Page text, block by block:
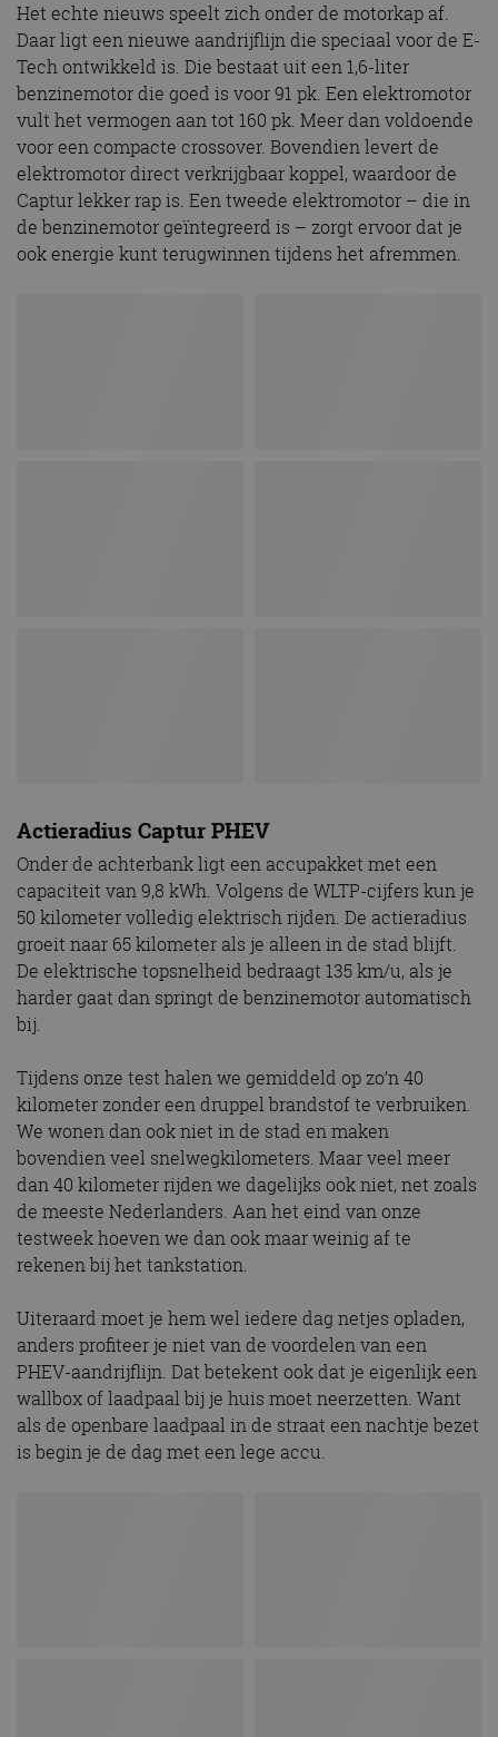
Het echte nieuws speelt zich onder de motorkap af.
Daar ligt een nieuwe aandrijflijn die speciaal voor de E-
Tech ontwikkeld is. Die bestaat uit een 1,6-liter
benzinemotor die goed is voor 91 pk. Een elektromotor
vult het vermogen aan tot 160 pk. Meer dan voldoende
voor een compacte crossover. Bovendien levert de
elektromotor direct verkrijgbaar koppel, waardoor de
Captur lekker rap is. Een tweede elektromotor – die in
de benzinemotor geïntegreerd is – zorgt ervoor dat je
ook energie kunt terugwinnen tijdens het afremmen.
Actieradius Captur PHEV
Onder de achterbank ligt een accupakket met een
capaciteit van 9,8 kWh. Volgens de WLTP-cijfers kun je
50 kilometer volledig elektrisch rijden. De actieradius
groeit naar 65 kilometer als je alleen in de stad blijft.
De elektrische topsnelheid bedraagt 135 km/u, als je
harder gaat dan springt de benzinemotor automatisch
bij.
Tijdens onze test halen we gemiddeld op zo’n 40
kilometer zonder een druppel brandstof te verbruiken.
We wonen dan ook niet in de stad en maken
bovendien veel snelwegkilometers. Maar veel meer
dan 40 kilometer rijden we dagelijks ook niet, net zoals
de meeste Nederlanders. Aan het eind van onze
testweek hoeven we dan ook maar weinig af te
rekenen bij het tankstation.
Uiteraard moet je hem wel iedere dag netjes opladen,
anders profiteer je niet van de voordelen van een
PHEV-aandrijflijn. Dat betekent ook dat je eigenlijk een
wallbox of laadpaal bij je huis moet neerzetten. Want
als de openbare laadpaal in de straat een nachtje bezet
is begin je de dag met een lege accu.